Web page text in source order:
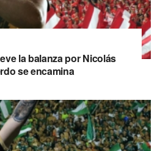
la balanza por Nicolás
se encamina